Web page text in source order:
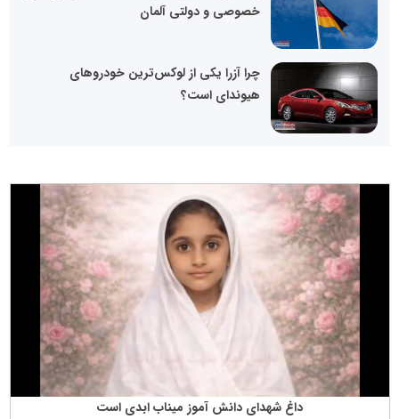
خصوصی و دولتی آلمان
چرا آزرا یکی از لوکس‌ترین خودروهای
هیوندای است؟
داغ شهدای دانش آموز میناب ابدی است